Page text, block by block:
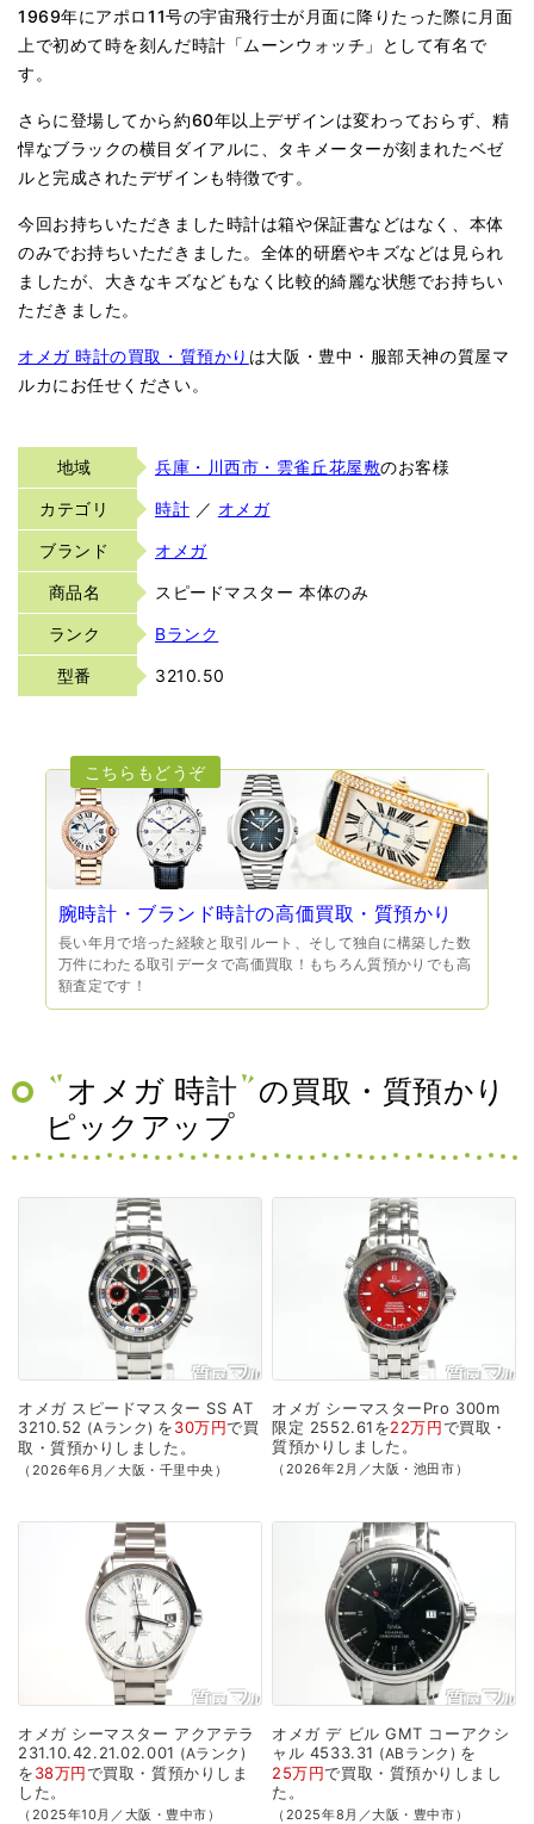
1969年にアポロ11号の宇宙飛行士が月面に降りたった際に月面
上で初めて時を刻んだ時計「ムーンウォッチ」として有名で
す。
さらに登場してから約60年以上デザインは変わっておらず、精
悍なブラックの横目ダイアルに、タキメーターが刻まれたベゼ
ルと完成されたデザインも特徴です。
今回お持ちいただきました時計は箱や保証書などはなく、本体
のみでお持ちいただきました。全体的研磨やキズなどは見られ
ましたが、大きなキズなどもなく比較的綺麗な状態でお持ちい
ただきました。
オメガ 時計の買取・質預かり は大阪・豊中・服部天神の質屋マ
ルカにお任せください。
地域 兵庫・川西市・雲雀丘花屋敷のお客様
カテゴリ 時計 ／ オメガ
ブランド オメガ
商品名 スピードマスター 本体のみ
ランク Bランク
型番 3210.50
腕時計・ブランド時計の高価買取・質預かり
長い年月で培った経験と取引ルート、そして独自に構築した数
万件にわたる取引データで高価買取！もちろん質預かりでも高
額査定です！
オメガ 時計
の買取・質預かり
ピックアップ
オメガ スピードマスター SS AT
3210.52
Aランク を30万円で買
取・質預かり しました。
（2026年6月／大阪・千里中央）
オメガ シーマスターPro 300m
限定 2552.61を22万円で買取・
質預かり しました。
（2026年2月／大阪・池田市）
オメガ シーマスター アクアテラ
231.10.42.21.02.001
Aランク
を38万円で買取・質預かり しま
した。
（2025年10月／大阪・豊中市）
オメガ デ ビル GMT コーアクシ
ャル 4533.31 ABランク
を
25万円で買取・質預かり しまし
た。
（2025年8月／大阪・豊中市）